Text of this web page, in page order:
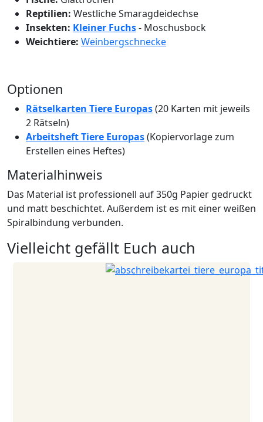
Reptilien: Westliche Smaragdeidechse
Insekten: Kleiner Fuchs- Moschusbock
Weichtiere: Weinbergschnecke
Optionen
Rätselkarten Tiere Europas(20 Karten mit jeweils
2 Rätseln)
Arbeitsheft Tiere Europas(Kopiervorlage zum
Erstellen eines Heftes)
Materialhinweis
Das Material ist professionell auf 350g Papier gedruckt
und matt beschichtet. Außerdem ist es mit einer weißen
Spiralbindung verbunden.
Vielleicht gefällt Euch auch